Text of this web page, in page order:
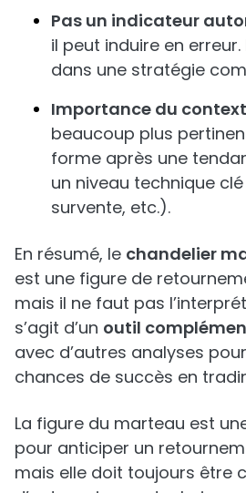
Pas un indicateur
il peut induire en
dans une stratégie
Importance du
beaucoup plus
forme après une
un niveau technique
survente, etc.).
En résumé, le chandelier
est une figure de
mais il ne faut pas
s’agit d’un outil
avec d’autres analyses
chances de succès en
La figure du marteau est
pour anticiper un
mais elle doit toujours être